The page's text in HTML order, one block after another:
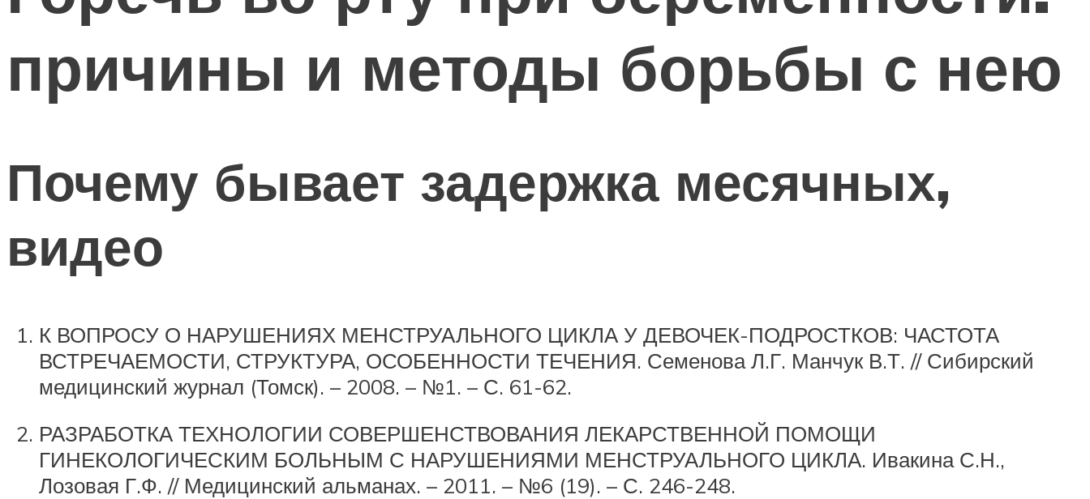
причины и методы борьбы с нею
Почему бывает задержка месячных,
видео
К ВОПРОСУ О НАРУШЕНИЯХ МЕНСТРУАЛЬНОГО ЦИКЛА У ДЕВОЧЕК-ПОДРОСТКОВ: ЧАСТОТА
ВСТРЕЧАЕМОСТИ, СТРУКТУРА, ОСОБЕННОСТИ ТЕЧЕНИЯ. Семенова Л.Г. Манчук В.Т. // Сибирский
медицинский журнал (Томск). – 2008. – №1. – С. 61-62.
РАЗРАБОТКА ТЕХНОЛОГИИ СОВЕРШЕНСТВОВАНИЯ ЛЕКАРСТВЕННОЙ ПОМОЩИ
ГИНЕКОЛОГИЧЕСКИМ БОЛЬНЫМ С НАРУШЕНИЯМИ МЕНСТРУАЛЬНОГО ЦИКЛА. Ивакина С.Н.,
Лозовая Г.Ф. // Медицинский альманах. – 2011. – №6 (19). – С. 246-248.